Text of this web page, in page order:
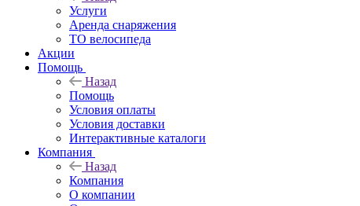
Услуги
Аренда снаряжения
ТО велосипеда
Акции
Помощь
Назад
Помощь
Условия оплаты
Условия доставки
Интерактивные каталоги
Компания
Назад
Компания
О компании